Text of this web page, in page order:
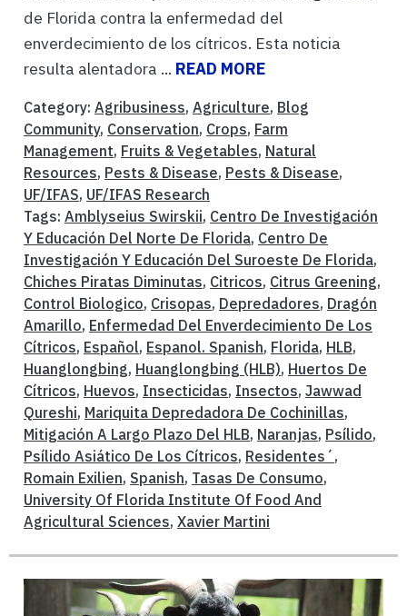
de Florida contra la enfermedad del
enverdecimiento de los cítricos. Esta noticia
resulta alentadora ... READ MORE
Category: Agribusiness, Agriculture, Blog
Community, Conservation, Crops, Farm
Management, Fruits & Vegetables, Natural
Resources, Pests & Disease, Pests & Disease,
UF/IFAS, UF/IFAS Research
Tags: Amblyseius Swirskii, Centro De Investigación
Y Educación Del Norte De Florida, Centro De
Investigación Y Educación Del Suroeste De Florida,
Chiches Piratas Diminutas, Citricos, Citrus Greening,
Control Biologico, Crisopas, Depredadores, Dragón
Amarillo, Enfermedad Del Enverdecimiento De Los
Cítricos, Español, Espanol. Spanish, Florida, HLB,
Huanglongbing, Huanglongbing (HLB), Huertos De
Cítricos, Huevos, Insecticidas, Insectos, Jawwad
Qureshi, Mariquita Depredadora De Cochinillas,
Mitigación A Largo Plazo Del HLB, Naranjas, Psílido,
Psílido Asiático De Los Cítricos, Residentes´ ,
Romain Exilien, Spanish, Tasas De Consumo,
University Of Florida Institute Of Food And
Agricultural Sciences, Xavier Martini